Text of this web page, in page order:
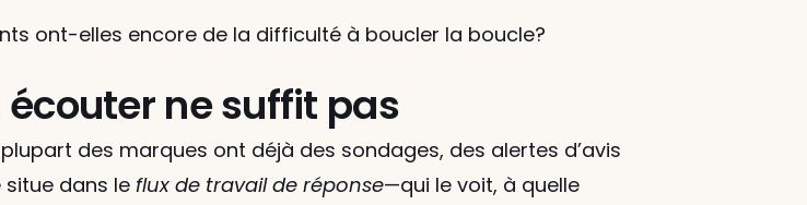
ont-elles encore de la difficulté à boucler la boucle?
écouter ne suffit pas
des marques ont déjà des sondages, des alertes d’avis
situe dans le flux de travail de réponse—qui le voit, à quelle